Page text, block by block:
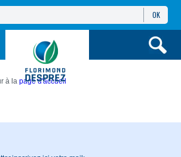
OK
à lapage d'accueil